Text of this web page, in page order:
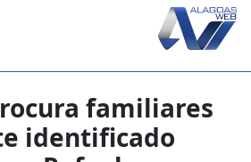
familiares
identificado